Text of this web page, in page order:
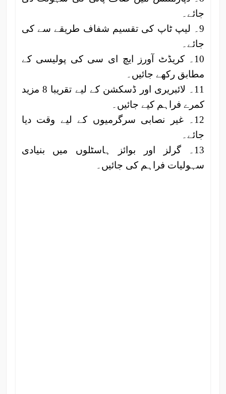
جائے۔
9۔ لیپ ٹاپ کی تقسیم شفاف طریقے سے کی
جائے۔
10۔ کریڈٹ آورز ایچ ای سی کی پولیسی کے
مطابق رکھے جائیں۔
11۔ لائبریری اور ڈسکشن کے لیے تقریبا 8 مزید
کمرے فراہم کیے جائیں۔
12۔ غیر نصابی سرگرمیوں کے لیے وقت دیا
جائے۔
13۔ گرلز اور بوائز ہاسٹلوں میں بنیادی
سہولیات فراہم کی جائیں۔